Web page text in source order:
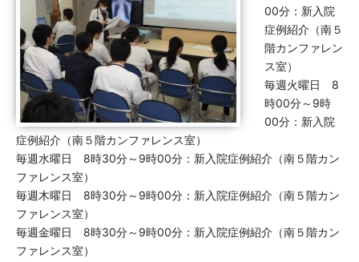
00分：新入院
症例紹介（南５
階カンファレン
ス室）
毎週火曜日 8
時00分～9時
00分：新入院
症例紹介（南５階カンファレンス室）
毎週水曜日 8時30分～9時00分：新入院症例紹介（南５階カン
ファレンス室）
毎週木曜日 8時30分～9時00分：新入院症例紹介（南５階カン
ファレンス室）
毎週金曜日 8時30分～9時00分：新入院症例紹介（南５階カン
ファレンス室）